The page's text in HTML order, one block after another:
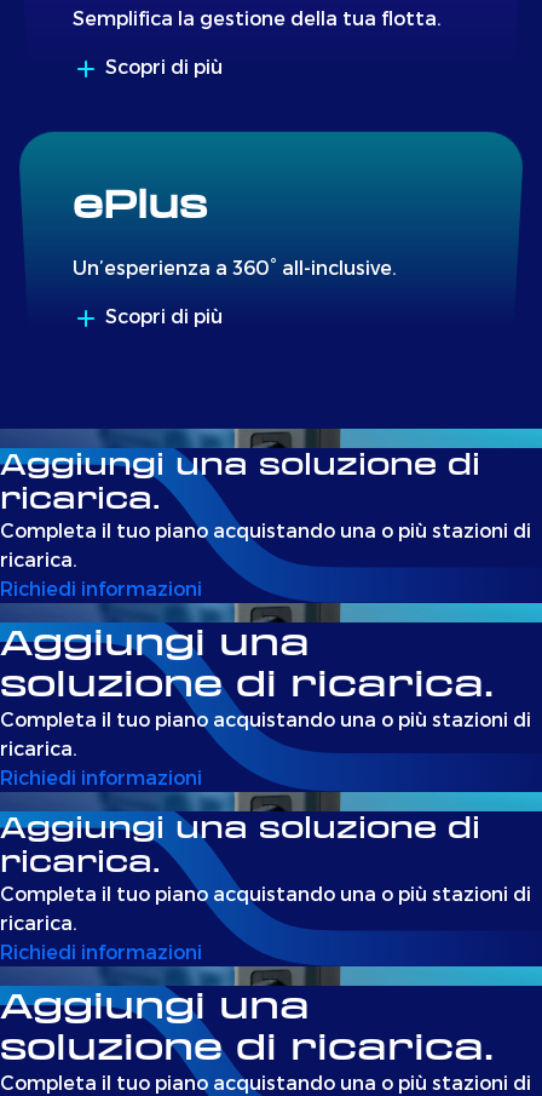
Semplifica la gestione della tua flotta.
Scopri di più
ePlus
Un’esperienza a 360° all-inclusive.
Scopri di più
Aggiungi una soluzione di
ricarica.
Completa il tuo piano acquistando una o più stazioni di
ricarica.
Richiedi informazioni
Aggiungi una
soluzione di ricarica.
Completa il tuo piano acquistando una o più stazioni di
ricarica.
Richiedi informazioni
Aggiungi una soluzione di
ricarica.
Completa il tuo piano acquistando una o più stazioni di
ricarica.
Richiedi informazioni
Aggiungi una
soluzione di ricarica.
Completa il tuo piano acquistando una o più stazioni di